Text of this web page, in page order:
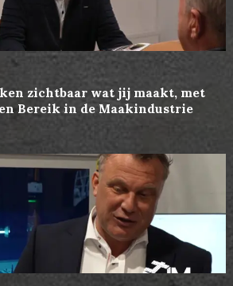
zichtbaar wat jij maakt, met
Bereik in de Maakindustrie